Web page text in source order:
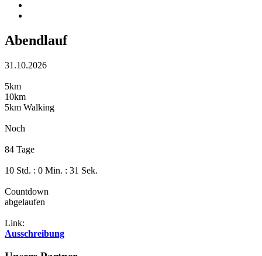
Abendlauf
31.10.2026
5km
10km
5km Walking
Noch
84 Tage
10 Std. : 0 Min. : 30 Sek.
Countdown
abgelaufen
Link:
Ausschreibung